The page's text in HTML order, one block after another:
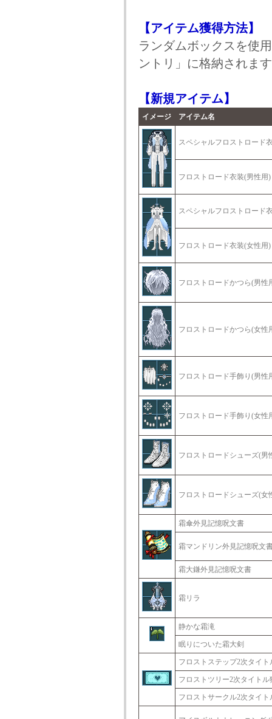
【アイテム獲得方法】
ランダムボックスを使
ントリ」に格納されま
【新規アイテム】
イメージ アイテム名
スペシャルフロストロード
フロストロード衣装(男性用)
スペシャルフロストロード
フロストロード衣装(女性用)
フロストロードかつら(男性
フロストロードかつら(女性
フロストロード手飾り(男性
フロストロード手飾り(女性
フロストロードシューズ(男
フロストロードシューズ(女
霜傘外見記憶呪文書
霜マンドリン外見記憶呪文
霜大鎌外見記憶呪文書
霜リラ
静かな霜滝
眠りについた霜大剣
フロストステップ2次タイ
フロストツリー2次タイトル
フロストサークル2次タイ